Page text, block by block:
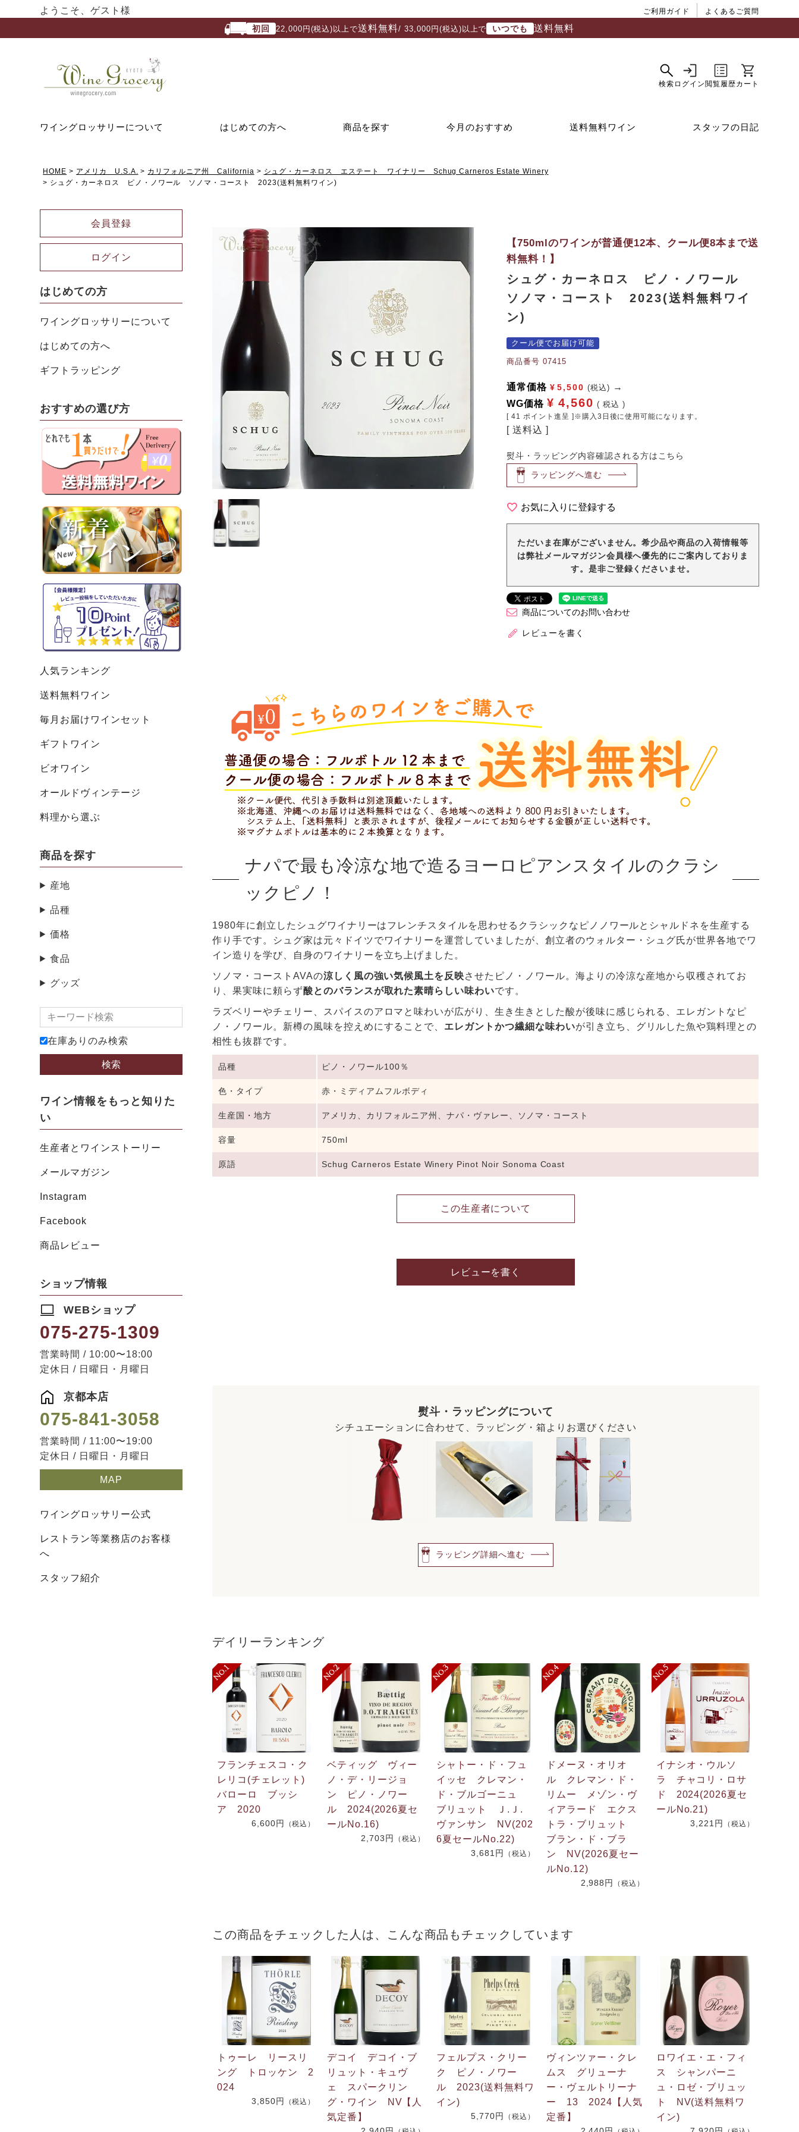
ようこそ、ゲスト様 ご利用ガイド よくあるご質問
初回 22,000円(税込)以上で送料無料/ 33,000円(税込)以上で いつでも 送料無料
ワイングロッサリーについて はじめての方へ 商品を探す 今月のおすすめ 送料無料ワイン スタッフの日記
HOME アメリカ U.S.A. カリフォルニア州 California
シュグ・カーネロス エステート ワイナリー Schug Carneros Estate Winery
シュグ・カーネロス ピノ・ノワール ソノマ・コースト 2023(送料無料ワイン)
会員登録
ログイン
はじめての方
ワイングロッサリーについて
はじめての方へ
ギフトラッピング
おすすめの選び方
人気ランキング
送料無料ワイン
毎月お届けワインセット
ギフトワイン
ビオワイン
オールドヴィンテージ
料理から選ぶ
商品を探す
産地
品種
価格
食品
グッズ
在庫ありのみ検索
検索
ワイン情報をもっと知りた
い
生産者とワインストーリー
メールマガジン
Instagram
Facebook
商品レビュー
ショップ情報
WEBショップ
075-275-1309
営業時間 / 10:00〜18:00
定休日 / 日曜日・月曜日
京都本店
075-841-3058
営業時間 / 11:00〜19:00
定休日 / 日曜日・月曜日
MAP
ワイングロッサリー公式
レストラン等業務店のお客様
へ
スタッフ紹介
【750mlのワインが普通便12本、クール便8本まで送
料無料！】
シュグ・カーネロス ピノ・ノワール
ソノマ・コースト 2023(送料無料ワイ
ン)
クール便でお届け可能
商品番号 07415
通常価格 ¥ 5,500 (税込)
WG価格 ¥ 4,560 税込
[ 41 ポイント進呈 ]※購入3日後に使用可能になります。
送料込
熨斗・ラッピング内容確認される方はこちら
ラッピングへ進む
お気に入りに登録する
ただいま在庫がございません。希少品や商品の入荷情報等
は弊社メールマガジン会員様へ優先的にご案内しておりま
す。是非ご登録くださいませ。
商品についてのお問い合わせ
レビューを書く
ナパで最も冷涼な地で造るヨーロピアンスタイルのクラシ
ックピノ！
1980年に創立したシュグワイナリーはフレンチスタイルを思わせるクラシックなピノノワールとシャルドネを生産する
作り手です。シュグ家は元々ドイツでワイナリーを運営していましたが、創立者のウォルター・シュグ氏が世界各地でワ
イン造りを学び、自身のワイナリーを立ち上げました。
ソノマ・コーストAVAの涼しく風の強い気候風土を反映させたピノ・ノワール。海よりの冷涼な産地から収穫されてお
り、果実味に頼らず酸とのバランスが取れた素晴らしい味わいです。
ラズベリーやチェリー、スパイスのアロマと味わいが広がり、生き生きとした酸が後味に感じられる、エレガントなピ
ノ・ノワール。新樽の風味を控えめにすることで、 エレガントかつ繊細な味わいが引き立ち、グリルした魚や鶏料理との
相性も抜群です。
品種 ピノ・ノワール100％
色・タイプ 赤・ミディアムフルボディ
生産国・地方 アメリカ、カリフォルニア州、ナパ・ヴァレー、ソノマ・コースト
容量 750ml
原語 Schug Carneros Estate Winery Pinot Noir Sonoma Coast
この生産者について
レビューを書く
熨斗・ラッピングについて
シチュエーションに合わせて、ラッピング・箱よりお選びください
ラッピング詳細へ進む
デイリーランキング
フランチェスコ・ク
レリコ(チェレット)
バローロ ブッシ
ア 2020
6,600円 （税込）
ベティッグ ヴィー
ノ・デ・リージョ
ン ピノ・ノワー
ル 2024(2026夏セ
ールNo.16)
2,703円 （税込）
シャトー・ド・フュ
イッセ クレマン・
ド・ブルゴーニュ
ブリュット Ｊ.Ｊ.
ヴァンサン NV(202
6夏セールNo.22)
3,681円 （税込）
ドメーヌ・オリオ
ル クレマン・ド・
リムー メゾン・ヴ
ィアラード エクス
トラ・ブリュット
ブラン・ド・ブラ
ン NV(2026夏セー
ルNo.12)
2,988円 （税込）
イナシオ・ウルソ
ラ チャコリ・ロサ
ド 2024(2026夏セ
ールNo.21)
3,221円 （税込）
この商品をチェックした人は、こんな商品もチェックしています
トゥーレ リースリ
ング トロッケン 2
024
3,850円 （税込）
デコイ デコイ・ブ
リュット・キュヴ
ェ スパークリン
グ・ワイン NV【人
気定番】
フェルプス・クリー
ク ピノ・ノワー
ル 2023(送料無料ワ
イン)
5,770円 （税込）
ヴィンツァー・クレ
ムス グリューナ
ー・ヴェルトリーナ
ー 13 2024【人気
定番】
ロワイエ・エ・フィ
ス シャンパーニ
ュ・ロゼ・ブリュッ
ト NV(送料無料ワ
イン)